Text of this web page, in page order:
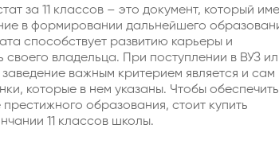
за 11 классов – это документ, который
в формировании дальнейшего
способствует развитию карьеры и
своего владельца. При поступлении в ВУЗ
важным критерием является и сам
которые в нем указаны. Чтобы обеспечить
образования, стоит купить
11 классов школы.